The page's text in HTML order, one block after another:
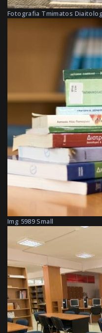
Fotografia Tmimatos
Img 5989 Small